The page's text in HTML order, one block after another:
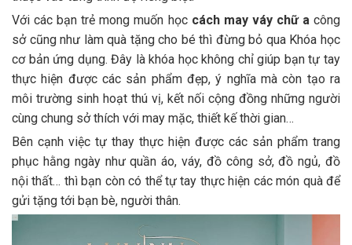
Với các bạn trẻ mong muốn học cách may váy chữ acông
sở cũng như làm quà tặng cho bé thì đừng bỏ qua Khóa học
cơ bản ứng dụng. Đây là khóa học không chỉ giúp bạn tự tay
thực hiện được các sản phẩm đẹp, ý nghĩa mà còn tạo ra
môi trường sinh hoạt thú vị, kết nối cộng đồng những người
cùng chung sở thích với may mặc, thiết kế thời gian…
Bên cạnh việc tự thay thực hiện được các sản phẩm trang
phục hằng ngày như quần áo, váy, đồ công sở, đồ ngủ, đồ
nội thất… thì bạn còn có thể tự tay thực hiện các món quà để
gửi tặng tới bạn bè, người thân.